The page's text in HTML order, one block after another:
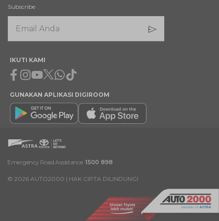
Subscribe
IKUTI KAMI
Facebook
Instagram
Youtube
X Whatsapp
Tiktok
GUNAKAN APLIKASI DIGIROOM
Emergency Road Assistance 1500 898
© 2026 AUTO2000 | HAK CIPTA DILINDUNGI